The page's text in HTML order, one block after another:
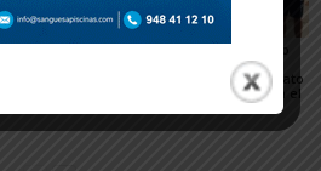
ciclistas
El Club de piragüismo
Ebrokayak de Tudela
brilla en el Campeonato
de España de Ríos en el